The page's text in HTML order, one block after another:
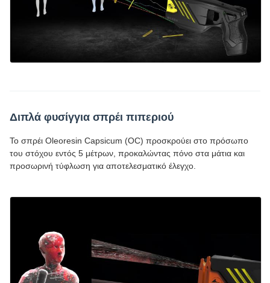
Διπλά φυσίγγια σπρέι πιπεριού
Το σπρέι Oleoresin Capsicum (OC) προσκρούει στο πρόσωπο
του στόχου εντός 5 μέτρων, προκαλώντας πόνο στα μάτια και
προσωρινή τύφλωση για αποτελεσματικό έλεγχο.